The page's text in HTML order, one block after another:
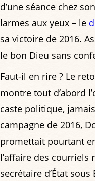
d’une séance chez
larmes aux yeux – le
sa victoire de 2016.
le bon Dieu sans
Faut-il en rire ? Le
montre tout d’abord
caste politique,
campagne de 2016,
promettait pourtant
l’affaire des
secrétaire d’État